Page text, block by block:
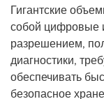
Гигантские
собой цифровые
разрешением,
диагностики,
обеспечивать
безопасное